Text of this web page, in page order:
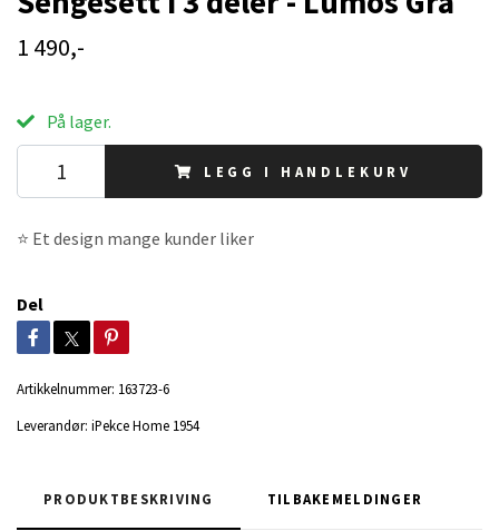
1 490,-
På lager.
LEGG I HANDLEKURV
⭐ Et design mange kunder liker
Del
Artikkelnummer: 163723-6
Leverandør: iPekce Home 1954
PRODUKTBESKRIVING TILBAKEMELDINGER